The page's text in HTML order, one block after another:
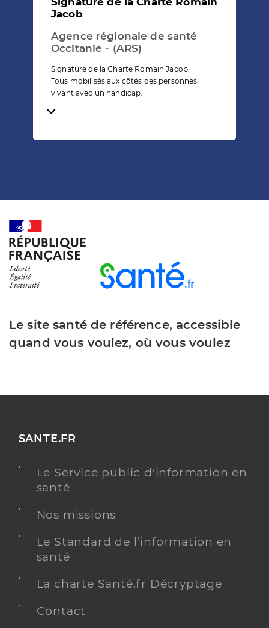
Jacob
Agence régionale de santé
Occitanie - (ARS)
Signature de la Charte Romain Jacob.
Tous mobilisés aux côtés des personnes
vivant avec un handicap.
Temps de lecture
Le site santé de référence, accessible
quand vous voulez, où vous voulez
SANTE.FR
Le Service public d'information en
santé
Nos missions
Le Standard de l’information en
santé
La charte Santé.fr Décryptage
Contact